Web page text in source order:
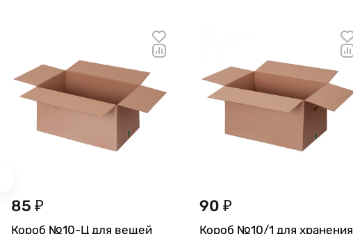
85 ₽
Короб №10-Ц для вещей
90 ₽
Короб №10/1 для хранения